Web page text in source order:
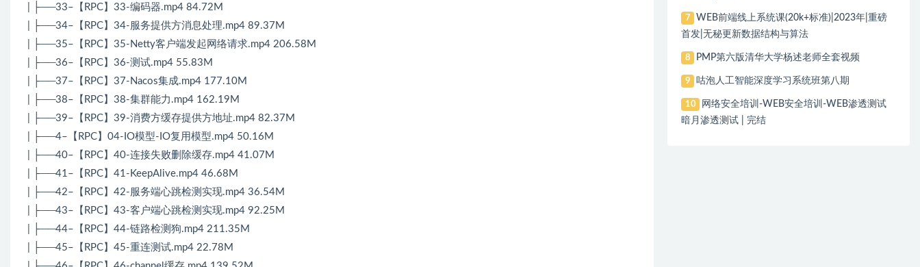
| ├──33–【RPC】33-编码器.mp4 84.72M
| ├──34–【RPC】34-服务提供方消息处理.mp4 89.37M
| ├──35–【RPC】35-Netty客户端发起网络请求.mp4 206.58M
| ├──36–【RPC】36-测试.mp4 55.83M
| ├──37–【RPC】37-Nacos集成.mp4 177.10M
| ├──38–【RPC】38-集群能力.mp4 162.19M
| ├──39–【RPC】39-消费方缓存提供方地址.mp4 82.37M
| ├──4–【RPC】04-IO模型-IO复用模型.mp4 50.16M
| ├──40–【RPC】40-连接失败删除缓存.mp4 41.07M
| ├──41–【RPC】41-KeepAlive.mp4 46.68M
| ├──42–【RPC】42-服务端心跳检测实现.mp4 36.54M
| ├──43–【RPC】43-客户端心跳检测实现.mp4 92.25M
| ├──44–【RPC】44-链路检测狗.mp4 211.35M
| ├──45–【RPC】45-重连测试.mp4 22.78M
7
WEB前端线上系统课(20k+标准)|2023年|重磅
首发|无秘更新数据结构与算法
8 PMP第六版清华大学杨述老师全套视频
9 咕泡人工智能深度学习系统班第八期
10
网络安全培训-WEB安全培训-WEB渗透测试
暗月渗透测试 | 完结